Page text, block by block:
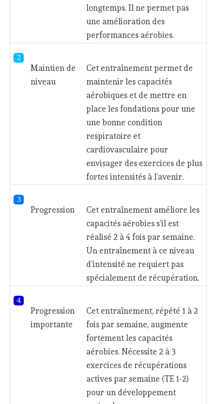
longtemps. Il ne permet pas
une amélioration des
performances aérobies.
Maintien de
niveau
Cet entraînement permet de
maintenir les capacités
aérobiques et de mettre en
place les fondations pour une
une bonne condition
respiratoire et
cardiovasculaire pour
envisager des exercices de plus
fortes intensités à l’avenir.
Progression
Cet entraînement améliore les
capacités aérobies s’il est
réalisé 2 à 4 fois par semaine.
Un entraînement à ce niveau
d’intensité ne requiert pas
spécialement de récupération.
Progression
importante
Cet entraînement, répété 1 à 2
fois par semaine, augmente
fortement les capacités
aérobies. Nécessite 2 à 3
exercices de récupérations
actives par semaine (TE 1-2)
pour un développement